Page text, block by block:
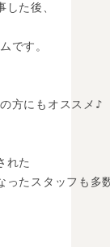
した後、
ムです。
方にもオススメ♪
れた
ったスタッフも多